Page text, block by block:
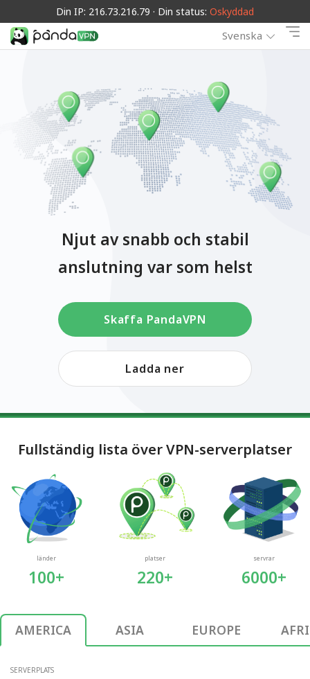
Din IP: 216.73.216.79 · Din status: Oskyddad
Svenska
Njut av snabb och stabil
anslutning var som helst
Skaffa PandaVPN
Ladda ner
Fullständig lista över VPN-serverplatser
länder
100+
platser
220+
servrar
6000+
AMERICA ASIA EUROPE
SERVERPLATS